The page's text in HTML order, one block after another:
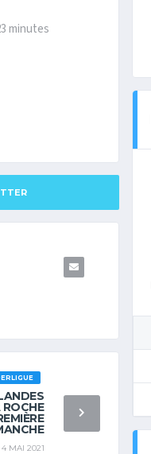
minutes
ROCHE
4 MAI 2021